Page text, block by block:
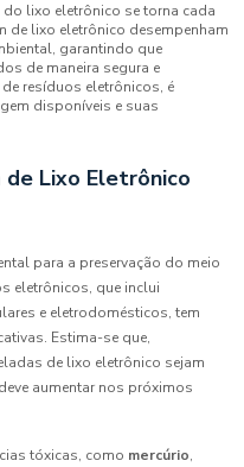
lixo eletrônico se torna cada
de lixo eletrônico desempenham
garantindo que
de maneira segura e
resíduos eletrônicos, é
disponíveis e suas
Lixo Eletrônico
para a preservação do meio
eletrônicos, que inclui
e eletrodomésticos, tem
Estima-se que,
de lixo eletrônico sejam
aumentar nos próximos
tóxicas, como mercúrio,